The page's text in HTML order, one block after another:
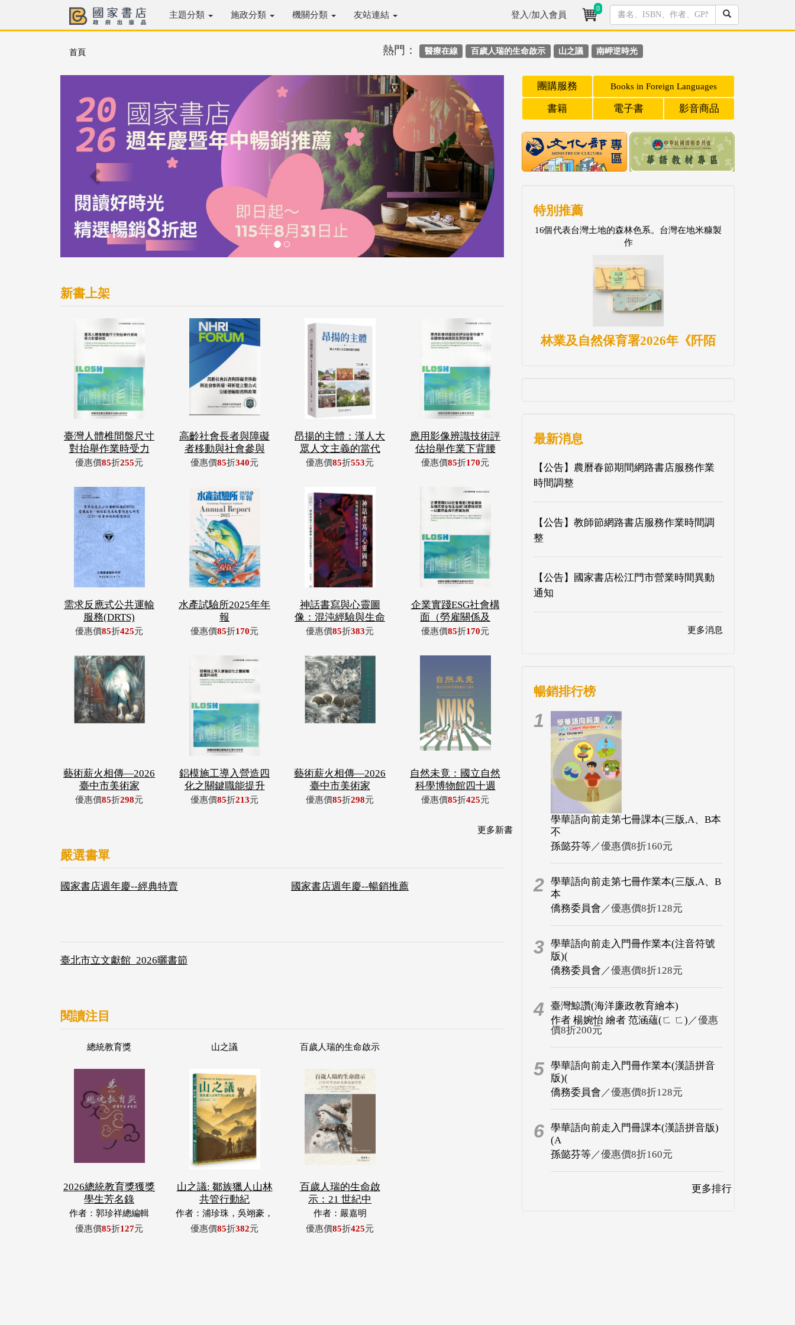
主題分類 施政分類 機關分類 友站連結 登入/加入會員
0
首頁 熱門： 醫療在線 百歲人瑞的生命啟示 山之議 南岬逆時光
新書上架
臺灣人體椎間盤尺寸
對抬舉作業時受力
優惠價85折255元
高齡社會長者與障礙
者移動與社會參與
優惠價85折340元
昂揚的主體：漢人大
眾人文主義的當代
優惠價85折553元
應用影像辨識技術評
估抬舉作業下背腰
優惠價85折170元
需求反應式公共運輸
服務(DRTS)
優惠價85折425元
水產試驗所2025年年
報
優惠價85折170元
神話書寫與心靈圖
像：混沌經驗與生命
優惠價85折383元
企業實踐ESG社會構
面（勞雇關係及
優惠價85折170元
藝術薪火相傳—2026
臺中市美術家
優惠價85折298元
鋁模施工導入營造四
化之關鍵職能提升
優惠價85折213元
藝術薪火相傳—2026
臺中市美術家
優惠價85折298元
自然未竟：國立自然
科學博物館四十週
優惠價85折425元
更多新書
嚴選書單
國家書店週年慶--經典特賣 國家書店週年慶--暢銷推薦
臺北市立文獻館_2026曬書節
閱讀注目
總統教育獎
2026總統教育獎獲獎
學生芳名錄
作者：郭珍祥總編輯
優惠價85折127元
山之議
山之議: 鄒族獵人山林
共管行動紀
作者：浦珍珠，吳翊豪，
呂翊齊，張惠東，許玉
優惠價85折382元
百歲人瑞的生命啟示
百歲人瑞的生命啟
示：21 世紀中
作者：嚴嘉明
優惠價85折425元
團購服務 Books in Foreign Languages
書籍 電子書 影音商品
特別推薦
16個代表台灣土地的森林色系。台灣在地米糠製
作
林業及自然保育署2026年《阡陌
最新消息
【公告】農曆春節期間網路書店服務作業
時間調整
【公告】教師節網路書店服務作業時間調
整
【公告】國家書店松江門市營業時間異動
通知
更多消息
暢銷排行榜
1
學華語向前走第七冊課本(三版,A、B本
不
孫懿芬等／優惠價8折160元
2 學華語向前走第七冊作業本(三版,A、B
本
僑務委員會 ／優惠價8折128元
3 學華語向前走入門冊作業本(注音符號
版)(
僑務委員會 ／優惠價8折128元
4
臺灣鯨讚(海洋廉政教育繪本)
作者 楊婉怡 繪者 范涵蘊(ㄈ ㄈ) ／優惠
價8折200元
5 學華語向前走入門冊作業本(漢語拼音
版)(
僑務委員會 ／優惠價8折128元
6 學華語向前走入門冊課本(漢語拼音版)
(A
孫懿芬等／優惠價8折160元
更多排行